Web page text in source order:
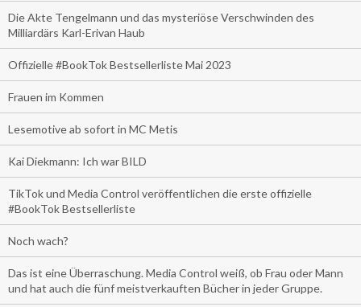
Die Akte Tengelmann und das mysteriöse Verschwinden des
Milliardärs Karl-Erivan Haub
Offizielle #BookTok Bestsellerliste Mai 2023
Frauen im Kommen
Lesemotive ab sofort in MC Metis
Kai Diekmann: Ich war BILD
TikTok und Media Control veröffentlichen die erste offizielle
#BookTok Bestsellerliste
Noch wach?
Das ist eine Überraschung. Media Control weiß, ob Frau oder Mann
und hat auch die fünf meistverkauften Bücher in jeder Gruppe.